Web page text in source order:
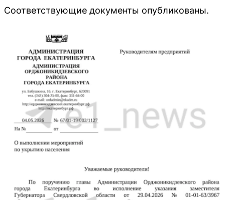
Соответствующие документы опубликованы.